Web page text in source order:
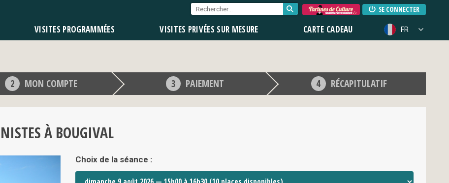
SE CONNECTER
VISITES PROGRAMMÉES VISITES PRIVÉES SUR MESURE CARTE CADEAU FR
MON COMPTE PAIEMENT RÉCAPITULATIF
À BOUGIVAL
Choix de la séance :